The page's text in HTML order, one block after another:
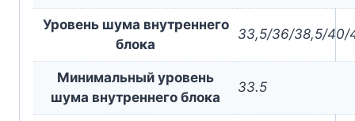
Уровень шума внутреннего
блока
33,5/36/38,5/40/
Минимальный уровень
шума внутреннего блока
33.5